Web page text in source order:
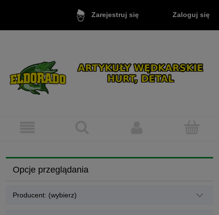
Zarejestruj się Zaloguj się
Opcje przeglądania
Producent: (wybierz)